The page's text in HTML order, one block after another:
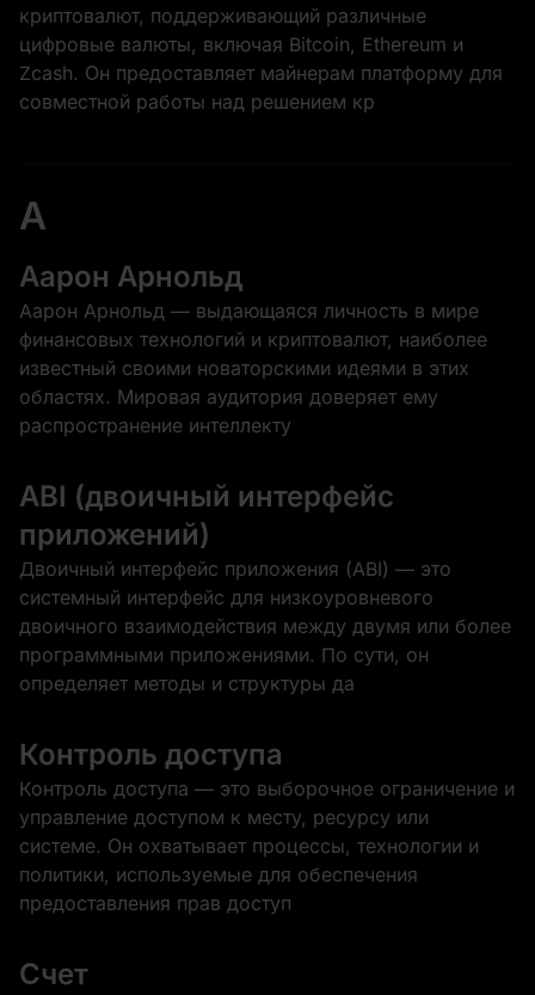
криптовалют, поддерживающий различные
цифровые валюты, включая Bitcoin, Ethereum и
Zcash. Он предоставляет майнерам платформу для
совместной работы над решением кр
A
Аарон Арнольд
Аарон Арнольд — выдающаяся личность в мире
финансовых технологий и криптовалют, наиболее
известный своими новаторскими идеями в этих
областях. Мировая аудитория доверяет ему
распространение интеллекту
ABI (двоичный интерфейс
приложений)
Двоичный интерфейс приложения (ABI) — это
системный интерфейс для низкоуровневого
двоичного взаимодействия между двумя или более
программными приложениями. По сути, он
определяет методы и структуры да
Контроль доступа
Контроль доступа — это выборочное ограничение и
управление доступом к месту, ресурсу или
системе. Он охватывает процессы, технологии и
политики, используемые для обеспечения
предоставления прав доступ
Счет